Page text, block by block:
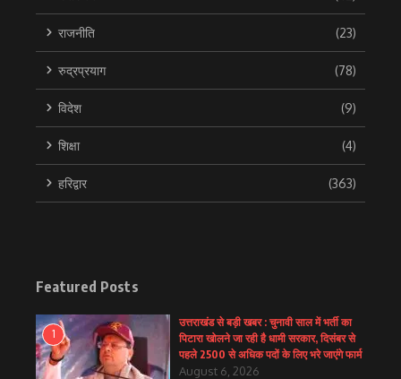
राजनीति (23)
रुद्रप्रयाग (78)
विदेश (9)
शिक्षा (4)
हरिद्वार (363)
Featured Posts
1
उत्तराखंड से बड़ी खबर : चुनावी साल में भर्ती का
पिटारा खोलने जा रही है धामी सरकार, दिसंबर से
पहले 2500 से अधिक पदों के लिए भरे जाएंगे फार्म
August 6, 2026